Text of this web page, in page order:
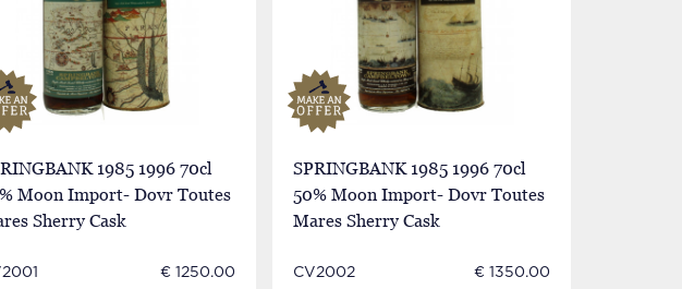
1985 1996 70cl
Moon Import- Dovr Toutes
Sherry Cask
€ 1250.00
SPRINGBANK 1985 1996 70cl
50% Moon Import- Dovr Toutes
Mares Sherry Cask
CV2002 € 1350.00